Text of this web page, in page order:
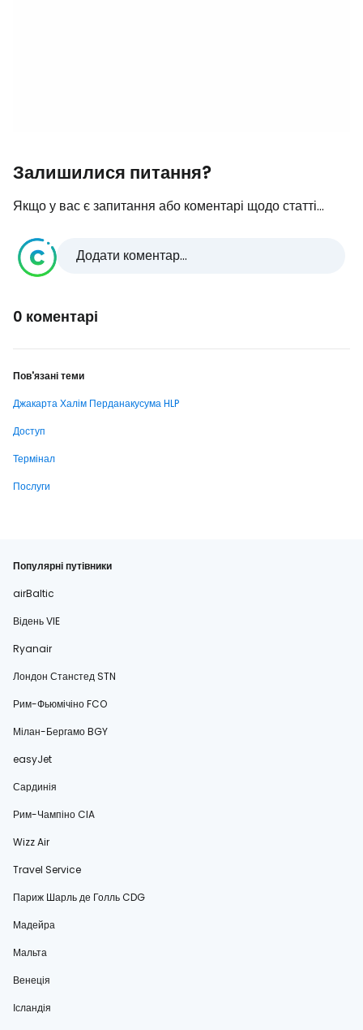
Залишилися питання?
Якщо у вас є запитання або коментарі щодо статті...
Додати коментар...
0 коментарі
Пов'язані теми
Джакарта Халім Перданакусума HLP
Доступ
Термінал
Послуги
Популярні путівники
airBaltic
Відень VIE
Ryanair
Лондон Станстед STN
Рим-Фьюмічіно FCO
Мілан-Бергамо BGY
easyJet
Сардинія
Рим-Чампіно CIA
Wizz Air
Travel Service
Париж Шарль де Голль CDG
Мадейра
Мальта
Венеція
Ісландія